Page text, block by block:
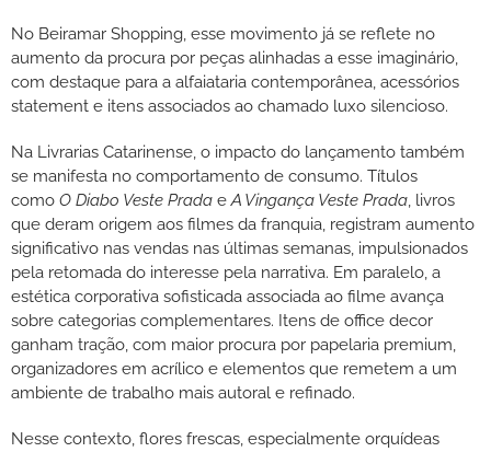
No Beiramar Shopping, esse movimento já se reflete no
aumento da procura por peças alinhadas a esse imaginário,
com destaque para a alfaiataria contemporânea, acessórios
statement e itens associados ao chamado luxo silencioso.
Na Livrarias Catarinense, o impacto do lançamento também
se manifesta no comportamento de consumo. Títulos
como O Diabo Veste Prada eA Vingança Veste Prada, livros
que deram origem aos filmes da franquia, registram aumento
significativo nas vendas nas últimas semanas, impulsionados
pela retomada do interesse pela narrativa. Em paralelo, a
estética corporativa sofisticada associada ao filme avança
sobre categorias complementares. Itens de office decor
ganham tração, com maior procura por papelaria premium,
organizadores em acrílico e elementos que remetem a um
ambiente de trabalho mais autoral e refinado.
Nesse contexto, flores frescas, especialmente orquídeas